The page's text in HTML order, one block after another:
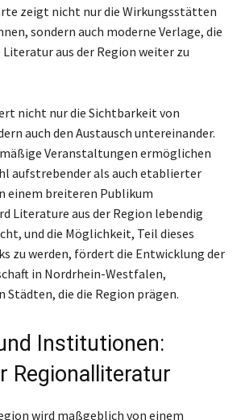
zeigt nicht nur die Wirkungsstätten
sondern auch moderne Verlage, die
aus der Region weiter zu
nicht nur die Sichtbarkeit von
auch den Austausch untereinander.
Veranstaltungen ermöglichen
aufstrebender als auch etablierter
einem breiteren Publikum
Literature aus der Region lebendig
und die Möglichkeit, Teil dieses
zu werden, fördert die Entwicklung der
in Nordrhein-Westfalen,
Städten, die die Region prägen.
Institutionen:
Regionalliteratur
wird maßgeblich von einem